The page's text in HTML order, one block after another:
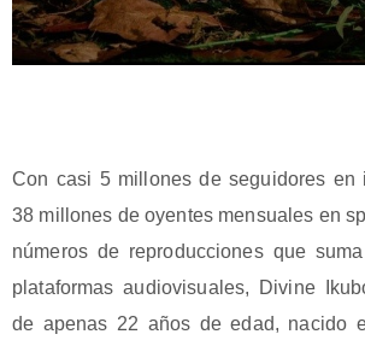
Con casi 5 millones de seguidores en
38 millones de oyentes mensuales en
números de reproducciones que
plataformas audiovisuales, Divine
de apenas 22 años de edad, nacido